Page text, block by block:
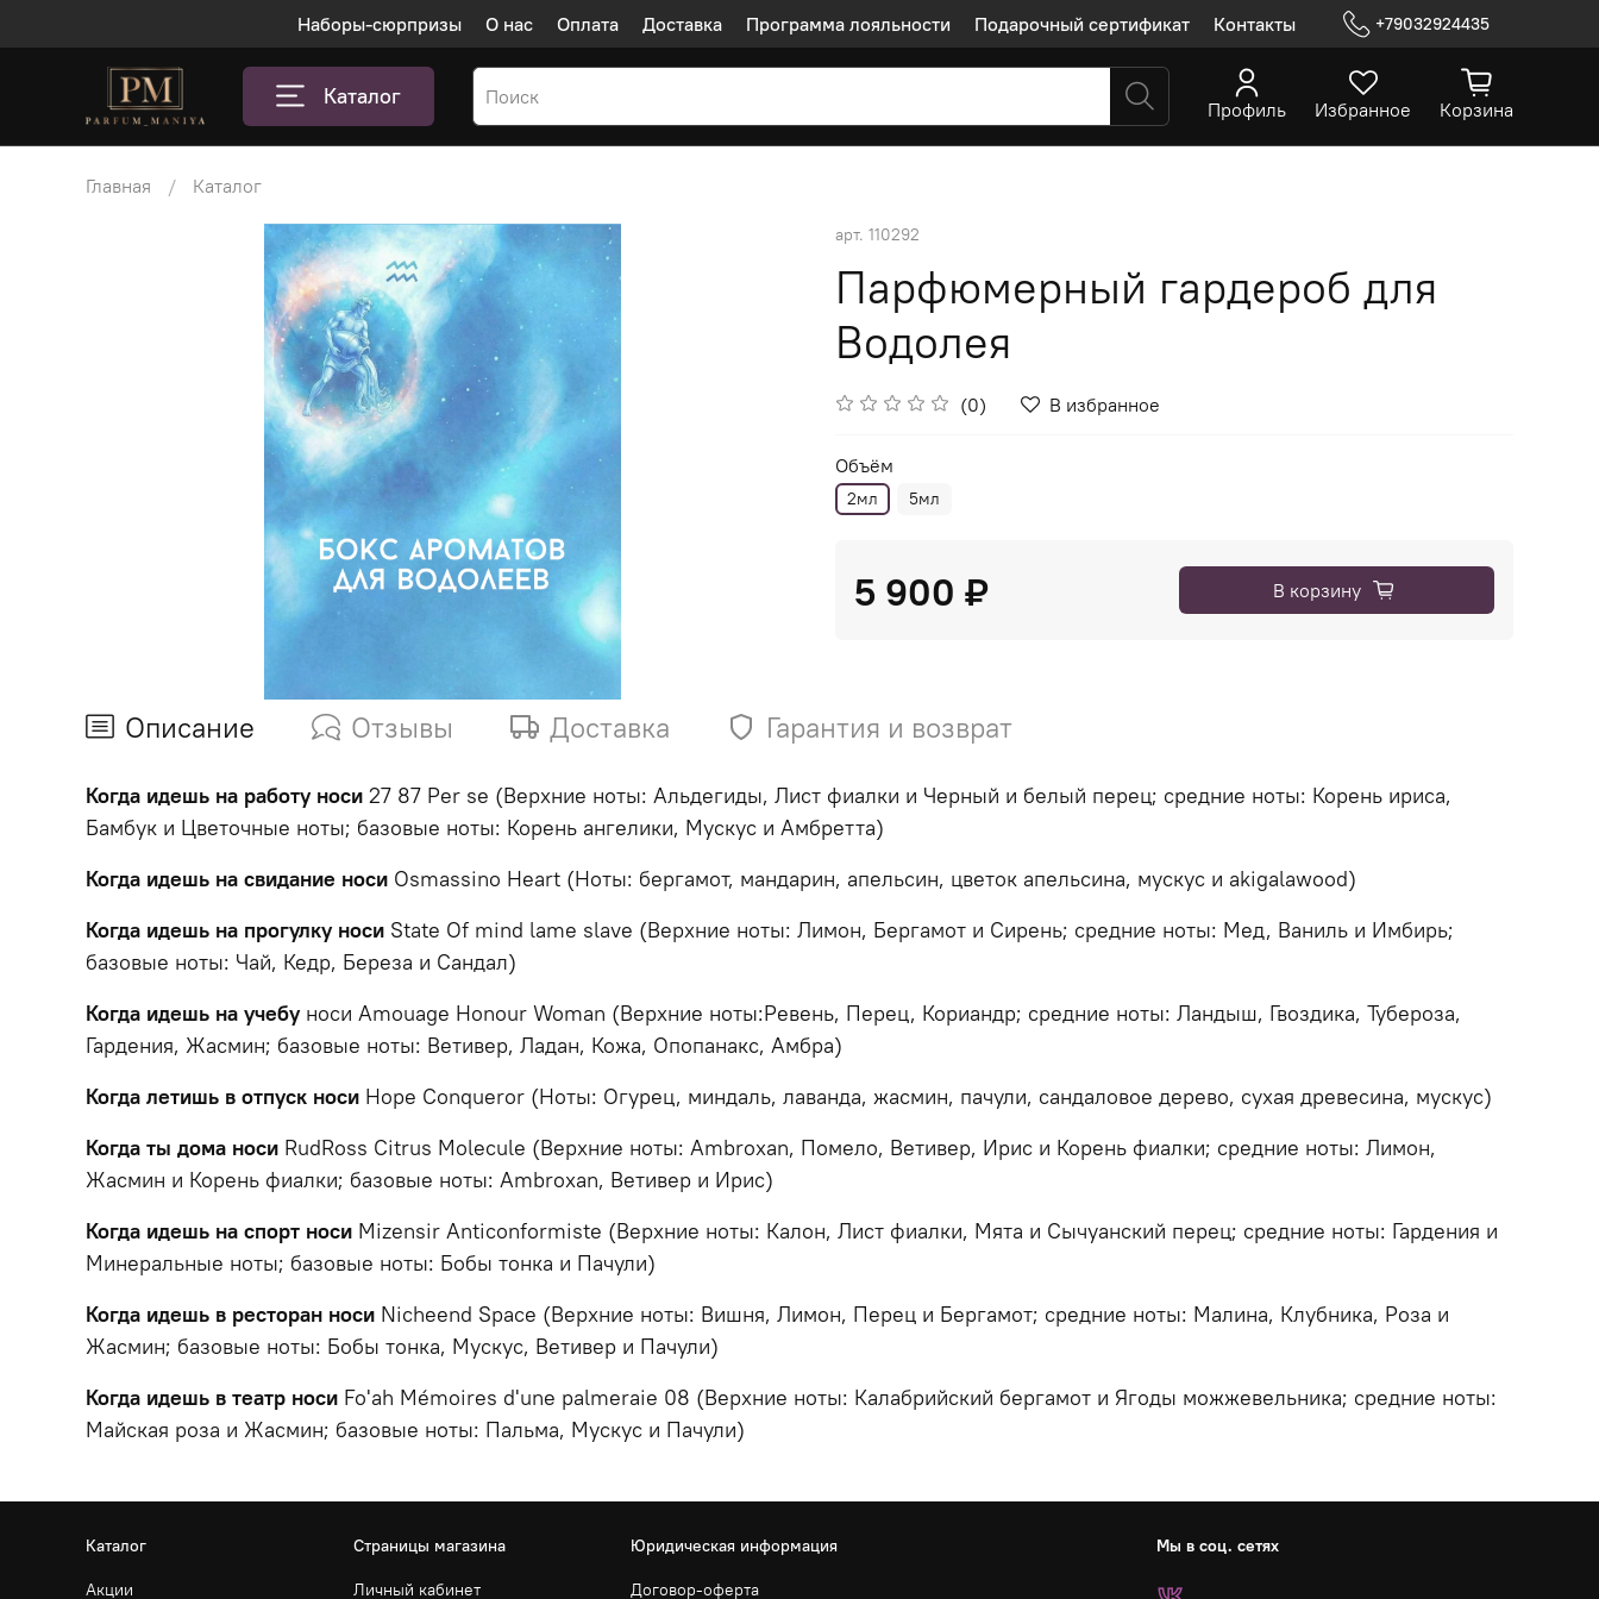
Наборы-сюрпризы О нас Оплата Доставка Программа лояльности Подарочный сертификат Контакты +79032924435
Каталог Профиль Избранное Корзина
Главная Каталог
арт. 110292
Парфюмерный гардероб для
Водолея
(0) В избранное
Объём
2мл 5мл
5 900 ₽ В корзину
Описание Отзывы Доставка Гарантия и возврат
Когда идешь на работу носи 27 87 Per se (Верхние ноты: Альдегиды, Лист фиалки и Черный и белый перец; средние ноты: Корень ириса,
Бамбук и Цветочные ноты; базовые ноты: Корень ангелики, Мускус и Амбретта)
Когда идешь на свидание носи Osmassino Heart (Ноты: бергамот, мандарин, апельсин, цветок апельсина, мускус и akigalawood)
Когда идешь на прогулку носи State Of mind lame slave (Верхние ноты: Лимон, Бергамот и Сирень; средние ноты: Мед, Ваниль и Имбирь;
базовые ноты: Чай, Кедр, Береза и Сандал)
Когда идешь на учебу носи Amouage Honour Woman (Верхние ноты:Ревень, Перец, Кориандр; средние ноты: Ландыш, Гвоздика, Тубероза,
Гардения, Жасмин; базовые ноты: Ветивер, Ладан, Кожа, Опопанакс, Амбра)
Когда летишь в отпуск носи Hope Сonqueror (Ноты: Огурец, миндаль, лаванда, жасмин, пачули, сандаловое дерево, сухая древесина, мускус)
Когда ты дома носи RudRoss Citrus Molecule (Верхние ноты: Ambroxan, Помело, Ветивер, Ирис и Корень фиалки; средние ноты: Лимон,
Жасмин и Корень фиалки; базовые ноты: Ambroxan, Ветивер и Ирис)
Когда идешь на спорт носи Mizensir Anticonformiste (Верхние ноты: Калон, Лист фиалки, Мята и Сычуанский перец; средние ноты: Гардения и
Минеральные ноты; базовые ноты: Бобы тонка и Пачули)
Когда идешь в ресторан носи Nicheend Space (Верхние ноты: Вишня, Лимон, Перец и Бергамот; средние ноты: Малина, Клубника, Роза и
Жасмин; базовые ноты: Бобы тонка, Мускус, Ветивер и Пачули)
Когда идешь в театр носи Fo'ah Mémoires d'une palmeraie 08 (Верхние ноты: Калабрийский бергамот и Ягоды можжевельника; средние ноты:
Майская роза и Жасмин; базовые ноты: Пальма, Мускус и Пачули)
Каталог
Акции
Страницы магазина
Личный кабинет
Юридическая информация
Договор-оферта
Мы в соц. сетях